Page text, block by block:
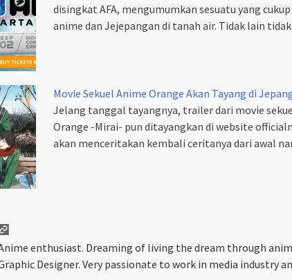
disingkat AFA, mengumumkan sesuatu yang
anime dan Jejepangan di tanah air. Tidak lain
Movie Sekuel Anime Orange Akan Tayang di
Jelang tanggal tayangnya, trailer dari movie
Orange -Mirai- pun ditayangkan di website
akan menceritakan kembali ceritanya dari awal
enthusiast. Dreaming of living the dream through
Designer. Very passionate to work in media industry